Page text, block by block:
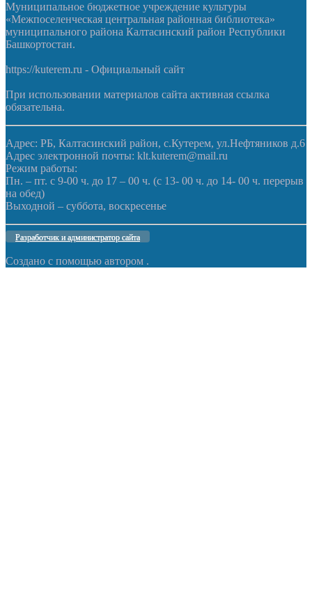
Муниципальное бюджетное учреждение культуры
«Межпоселенческая центральная районная библиотека»
муниципального района Калтасинский район Республики
Башкортостан.
https://kuterem.ru - Официальный сайт
При использовании материалов сайта активная ссылка
обязательна.
Адрес: РБ, Калтасинский район, с.Кутерем, ул.Нефтяников д.6
Адрес электронной почты: klt.kuterem@mail.ru
Режим работы:
Пн. – пт. с 9-00 ч. до 17 – 00 ч. (с 13- 00 ч. до 14- 00 ч. перерыв
на обед)
Выходной – суббота, воскресенье
Разработчик и администратор сайта
Создано с помощью автором .